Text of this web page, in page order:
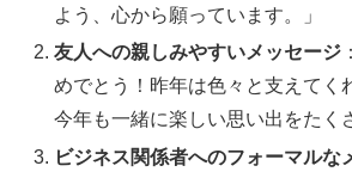
よう、心から願っています。」
友人への親しみやすいメッセージ
めでとう！昨年は色々と支えてく
今年も一緒に楽しい思い出をたく
ビジネス関係者へのフォーマルな